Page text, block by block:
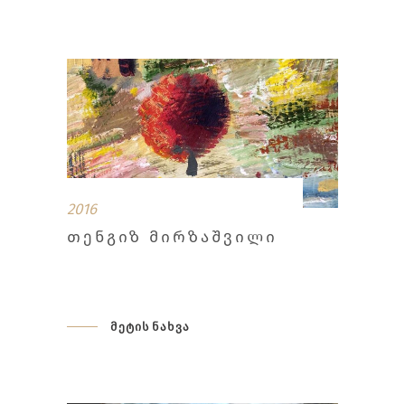
2016
ᲗᲔᲜᲒᲘᲖ ᲛᲘᲠᲖᲐᲨᲕᲘᲚᲘ
მეტის ნახვა